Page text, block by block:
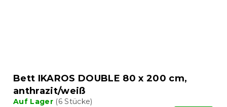
Bett IKAROS DOUBLE 80 x 200 cm,
anthrazit/weiß
Auf Lager (6 Stücke)